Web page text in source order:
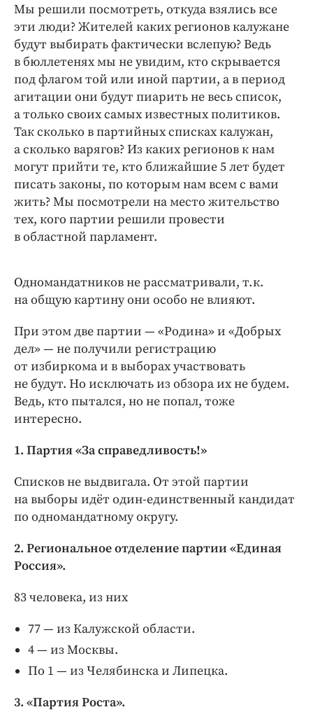
Мы решили посмотреть, откуда взялись все
эти люди? Жителей каких регионов калужане
будут выбирать фактически вслепую? Ведь
в бюллетенях мы не увидим, кто скрывается
под флагом той или иной партии, а в период
агитации они будут пиарить не весь список,
а только своих самых известных политиков.
Так сколько в партийных списках калужан,
а сколько варягов? Из каких регионов к нам
могут прийти те, кто ближайшие 5 лет будет
писать законы, по которым нам всем с вами
жить? Мы посмотрели на место жительство
тех, кого партии решили провести
в областной парламент.
Одномандатников не рассматривали, т. к.
на общую картину они особо не влияют.
При этом две партии — ​«Родина» и «Добрых
дел» — не получили регистрацию
от избиркома и в выборах участвовать
не будут. Но исключать из обзора их не будем.
Ведь, кто пытался, но не попал, тоже
интересно.
1. Партия «За справедливость!»
Списков не выдвигала. От этой партии
на выборы идёт один-единственный кандидат
по одномандатному округу.
2. Региональное отделение партии «Единая
Россия».
83 человека, из них
77 — из Калужской области.
4 — из Москвы.
По 1 — из Челябинска и Липецка.
3. «Партия Роста».